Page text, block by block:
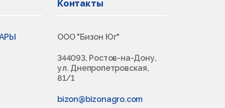
Контакты
ООО "Бизон Юг"
344093, Ростов-на-Дону,
ул. Днепропетровская,
81/1
bizon@bizonagro.com